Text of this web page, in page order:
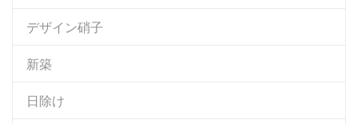
デザイン硝子
新築
日除け